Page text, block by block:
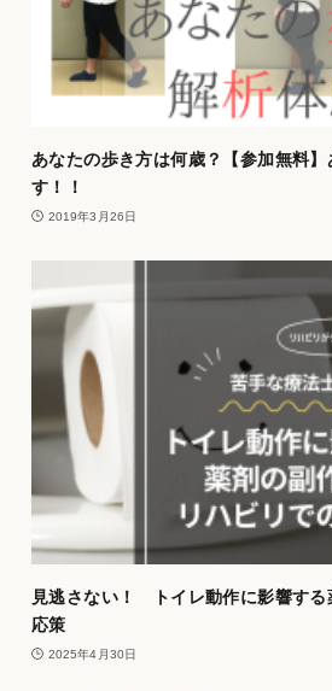
あなたの歩き方は何歳？【参加無料
す！！
2019年3月26日
見逃さない！ トイレ動作に影響する
応策
2025年4月30日